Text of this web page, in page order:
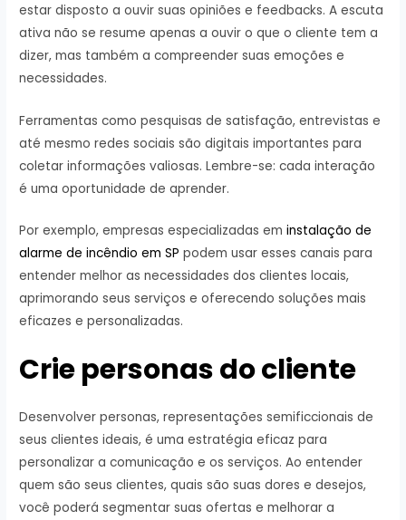
estar disposto a ouvir suas opiniões e feedbacks. A escuta
ativa não se resume apenas a ouvir o que o cliente tem a
dizer, mas também a compreender suas emoções e
necessidades.
Ferramentas como pesquisas de satisfação, entrevistas e
até mesmo redes sociais são digitais importantes para
coletar informações valiosas. Lembre-se: cada interação
é uma oportunidade de aprender.
Por exemplo, empresas especializadas em instalação de
alarme de incêndio em SP podem usar esses canais para
entender melhor as necessidades dos clientes locais,
aprimorando seus serviços e oferecendo soluções mais
eficazes e personalizadas.
Crie personas do cliente
Desenvolver personas, representações semificcionais de
seus clientes ideais, é uma estratégia eficaz para
personalizar a comunicação e os serviços. Ao entender
quem são seus clientes, quais são suas dores e desejos,
você poderá segmentar suas ofertas e melhorar a